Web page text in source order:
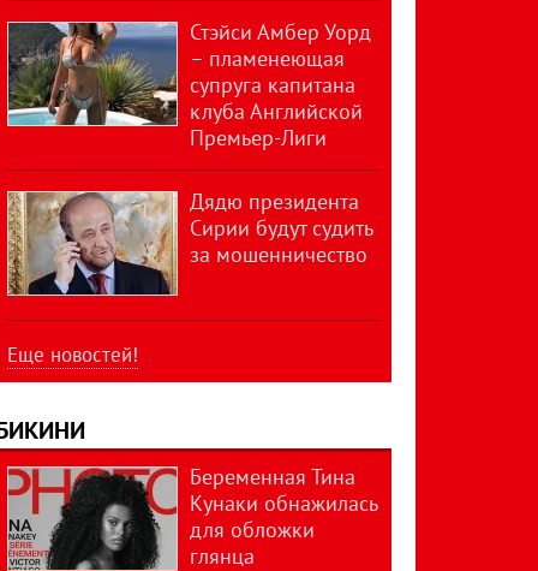
Стэйси Амбер Уорд
– пламенеющая
супруга капитана
клуба Английской
Премьер-Лиги
Дядю президента
Сирии будут судить
за мошенничество
Еще новостей!
Беременная Тина
Кунаки обнажилась
для обложки
глянца